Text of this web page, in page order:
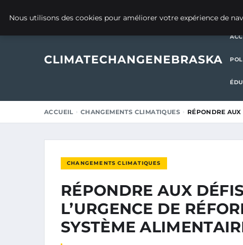
CLIMATECHANGENEBRASKA
ACCUEIL CHANGEMENTS CLIMATIQUES RÉPONDRE AUX
CHANGEMENTS CLIMATIQUES
RÉPONDRE AUX
L’URGENCE DE
SYSTÈME
Nous utilisons des cookies pour améliorer votre expérience de